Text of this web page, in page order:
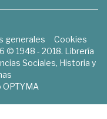
generales
Cookies
© 1948 - 2018. Librería
Sociales, Historia y
OPTYMA